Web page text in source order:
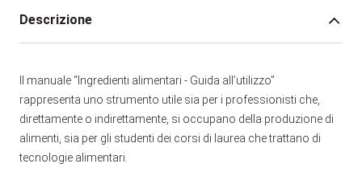
Descrizione
Il manuale “Ingredienti alimentari - Guida all’utilizzo”
rappresenta uno strumento utile sia per i professionisti che,
direttamente o indirettamente, si occupano della produzione di
alimenti, sia per gli studenti dei corsi di laurea che trattano di
tecnologie alimentari.